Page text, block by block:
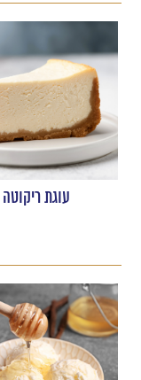
עוגת ריקוטה